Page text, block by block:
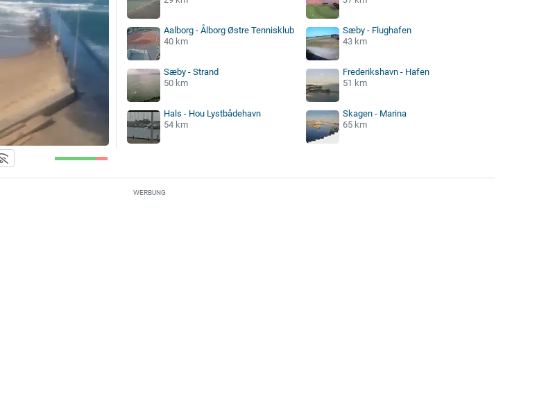
Aalborg - Ålborg Østre Tennisklub
40 km
Sæby - Flughafen
43 km
Sæby - Strand
50 km
Frederikshavn - Hafen
51 km
Hals - Hou Lystbådehavn
54 km
Skagen - Marina
65 km
WERBUNG